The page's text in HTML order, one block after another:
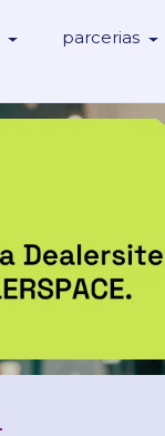
parcerias